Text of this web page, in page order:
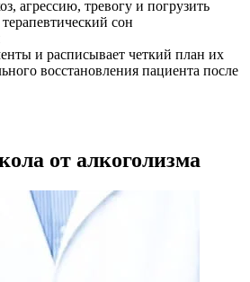
агрессию, тревогу и погрузить
сон
и расписывает четкий план их
восстановления пациента после
от алкоголизма